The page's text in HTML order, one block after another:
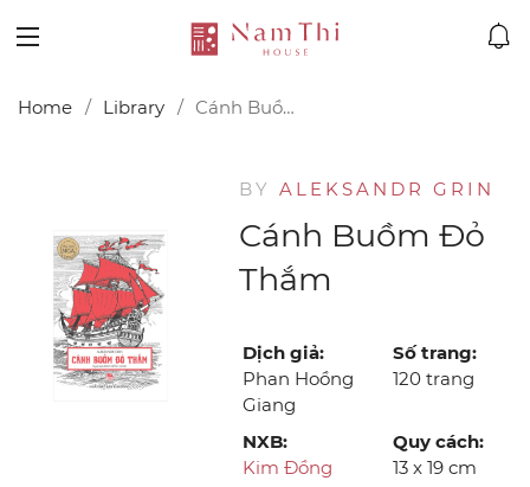
Home Library Cánh Buồm Đỏ Thắm
BY ALEKSANDR GRIN
Cánh Buồm Đỏ
Thắm
Dịch giả:
Phan Hoồng
Giang
Số trang:
120 trang
NXB:
Kim Đồng
Quy cách:
13 x 19 cm